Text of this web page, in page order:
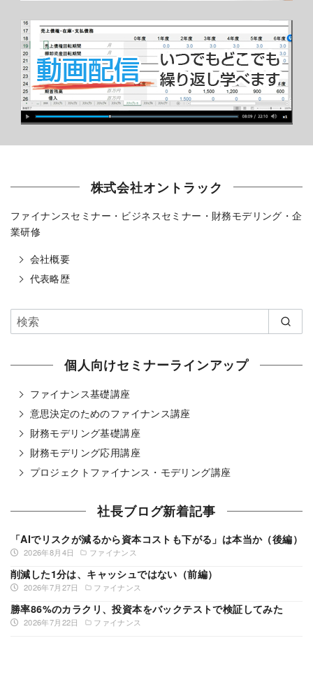
株式会社オントラック
ファイナンスセミナー・ビジネスセミナー・財務モデリング・企
業研修
会社概要
代表略歴
個人向けセミナーラインアップ
ファイナンス基礎講座
意思決定のためのファイナンス講座
財務モデリング基礎講座
財務モデリング応用講座
プロジェクトファイナンス・モデリング講座
社長ブログ新着記事
2026年8月4日 ファイナンス
「AIでリスクが減るから資本コストも下がる」は本当か（後編）
2026年7月27日 ファイナンス
削減した1分は、キャッシュではない（前編）
2026年7月22日 ファイナンス
勝率86%のカラクリ、投資本をバックテストで検証してみた